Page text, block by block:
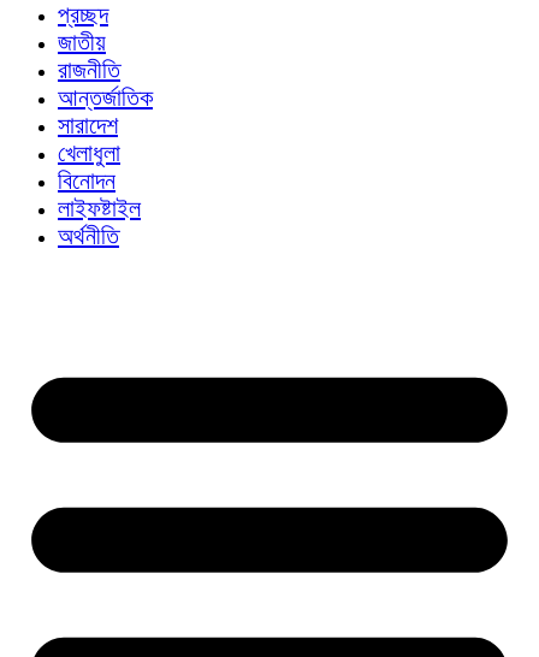
প্রচ্ছদ
জাতীয়
রাজনীতি
আন্তর্জাতিক
সারাদেশ
খেলাধুলা
বিনোদন
লাইফষ্টাইল
অর্থনীতি